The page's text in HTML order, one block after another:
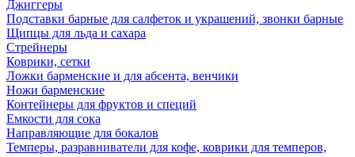
Джиггеры
Подставки барные для салфеток и украшений, звонки барные
Щипцы для льда и сахара
Стрейнеры
Коврики, сетки
Ложки барменские и для абсента, венчики
Ножи барменские
Контейнеры для фруктов и специй
Емкости для сока
Направляющие для бокалов
Темперы, разравниватели для кофе, коврики для темперов,